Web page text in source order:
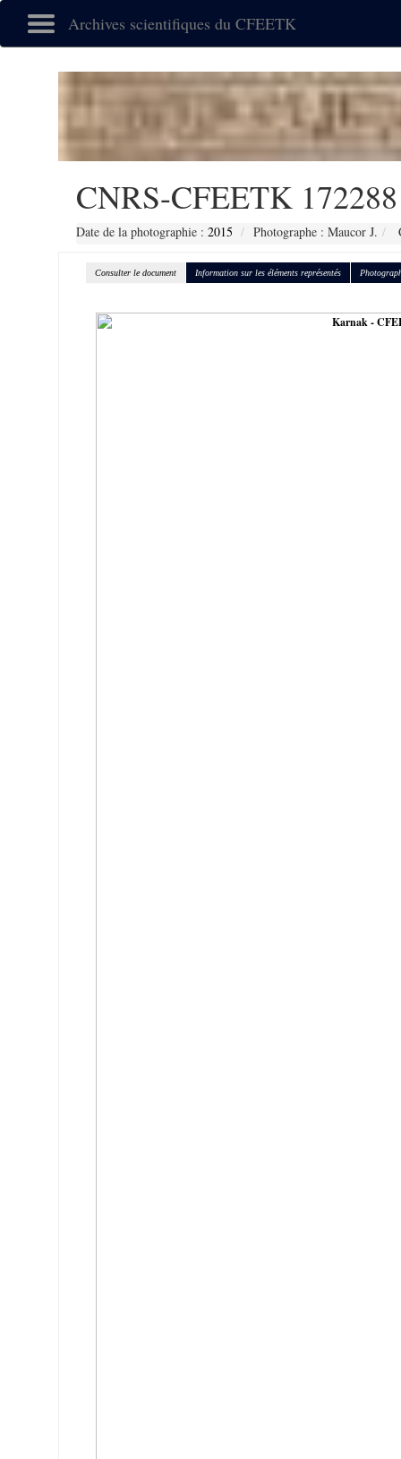
Archives scientifiques du CFEETK
CNRS-CFEETK 172288
Date de la photographie : 2015 Photographe : Maucor J.
Consulter le document Information sur les éléments représentés